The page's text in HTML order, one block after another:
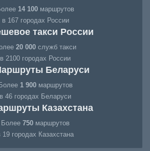
14 100 маршрутов
в 167 городах России
такси России
20 000 служб такси
в 2100 городах России
Беларуси
Более 1 900маршрутов
в 46 городах Беларуси
Казахстана
Более 750 маршрутов
19 городах Казахстана